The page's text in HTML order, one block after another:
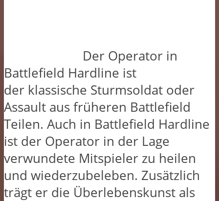
Der Operator in
Battlefield Hardline ist
der klassische Sturmsoldat oder
Assault aus früheren Battlefield
Teilen. Auch in Battlefield Hardline
ist der Operator in der Lage
verwundete Mitspieler zu heilen
und wiederzubeleben. Zusätzlich
trägt er die Überlebenskunst als